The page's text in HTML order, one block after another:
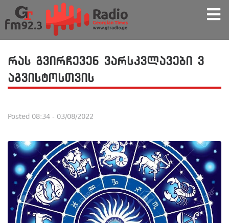
რას გვირჩევენ ვარსკვლავები 3
აგვისტოსთვის
Posted 08:34 - 03/08/2022